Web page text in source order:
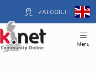
ZALOGUJ
Menu